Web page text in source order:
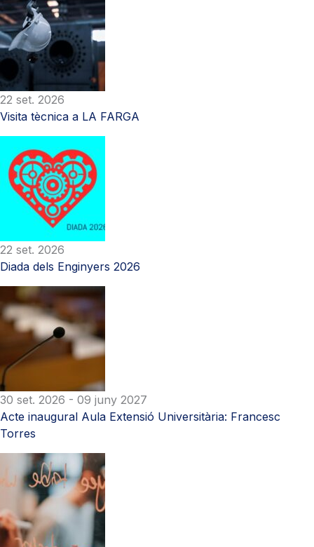
22 set. 2026
Visita tècnica a LA FARGA
22 set. 2026
Diada dels Enginyers 2026
30 set. 2026 - 09 juny 2027
Acte inaugural Aula Extensió Universitària: Francesc
Torres